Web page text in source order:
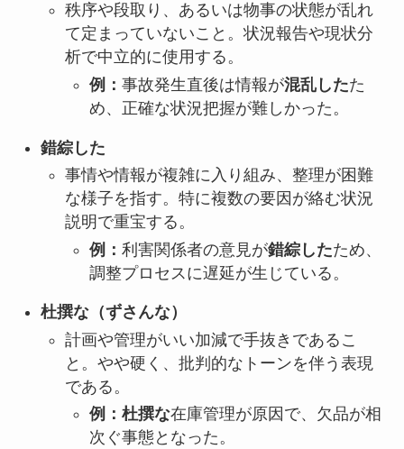
秩序や段取り、あるいは物事の状態が乱れ
て定まっていないこと。状況報告や現状分
析で中立的に使用する。
例： 事故発生直後は情報が混乱したた
め、正確な状況把握が難しかった。
錯綜した
事情や情報が複雑に入り組み、整理が困難
な様子を指す。特に複数の要因が絡む状況
説明で重宝する。
例： 利害関係者の意見が錯綜したため、
調整プロセスに遅延が生じている。
杜撰な（ずさんな）
計画や管理がいい加減で手抜きであるこ
と。やや硬く、批判的なトーンを伴う表現
である。
例：杜撰な在庫管理が原因で、欠品が相
次ぐ事態となった。